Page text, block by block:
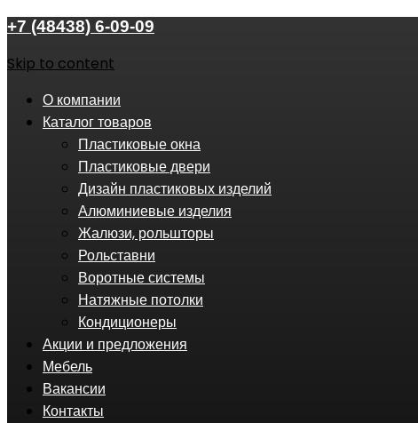
+7 (48438) 6-09-09
Skip to content
О компании
Каталог товаров
Пластиковые окна
Пластиковые двери
Дизайн пластиковых изделий
Алюминиевые изделия
Жалюзи, рольшторы
Рольставни
Воротные системы
Натяжные потолки
Кондиционеры
Акции и предложения
Мебель
Вакансии
Контакты